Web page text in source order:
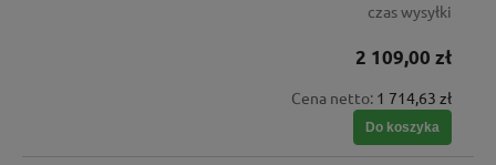
czas wysyłki
2 109,00 zł
Cena netto: 1 714,63 zł
Do koszyka